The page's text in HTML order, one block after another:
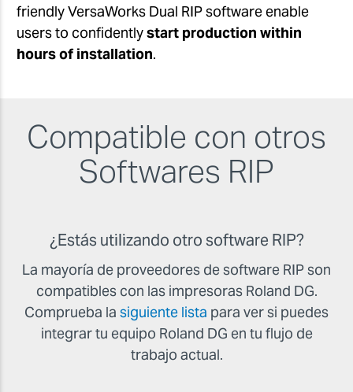
friendly VersaWorks Dual RIP software enable
users to confidentlystart production within
hours of installation.
Compatible con otros
Softwares RIP
¿Estás utilizando otro software RIP?
La mayoría de proveedores de software RIP son
compatibles con las impresoras Roland DG.
Comprueba la siguiente lista para ver si puedes
integrar tu equipo Roland DG en tu flujo de
trabajo actual.